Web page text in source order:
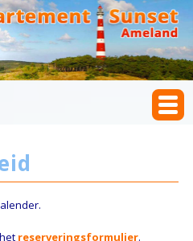
reserveringsformulier.